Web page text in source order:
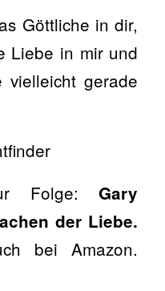
Göttliche in dir,
Liebe in mir und
gerade
Folge:Gary
der Liebe.
bei Amazon.